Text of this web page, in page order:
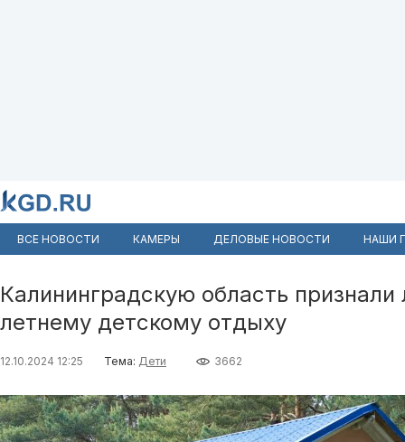
ВСЕ НОВОСТИ КАМЕРЫ ДЕЛОВЫЕ НОВОСТИ НАШИ
Калининградскую область
летнему детскому отдыху
12.10.2024 12:25 Тема: Дети 3662